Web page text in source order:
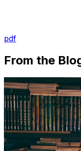
pdf
From the